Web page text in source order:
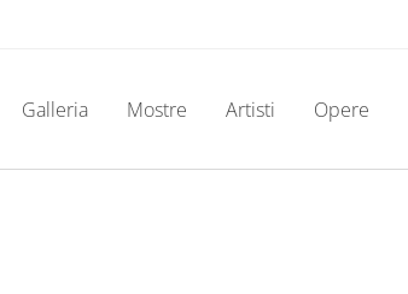
Galleria Mostre Artisti Opere